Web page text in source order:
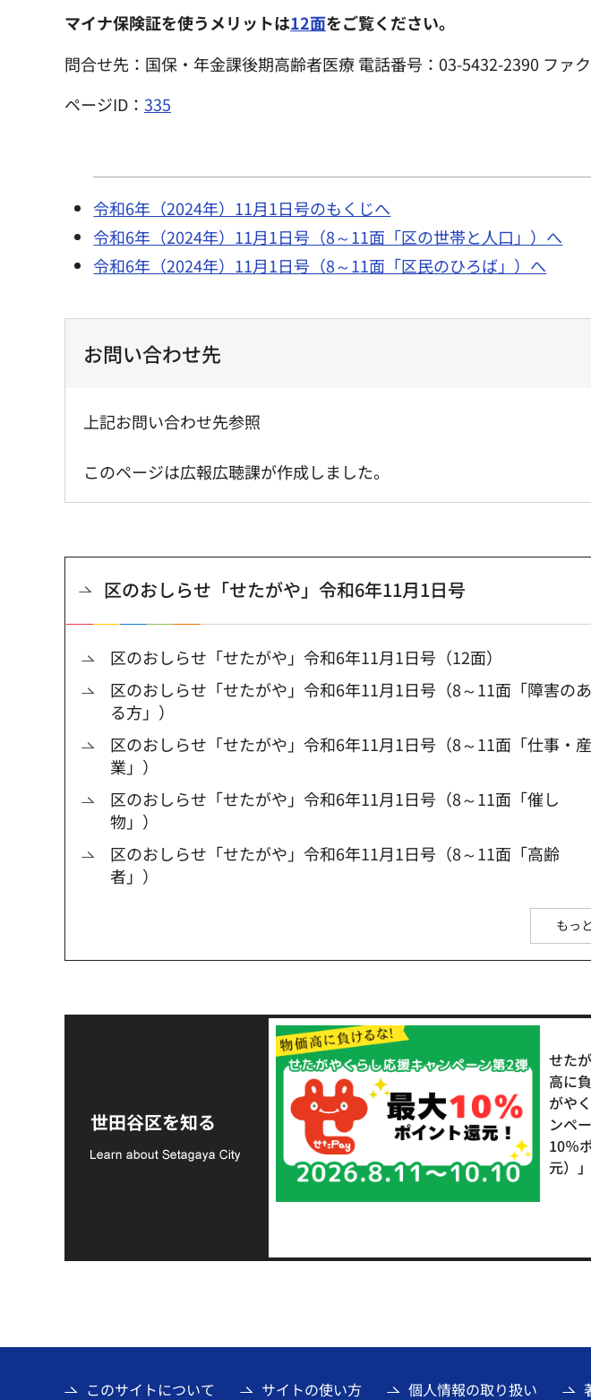
マイナ保険証を使うメリットは12面をご覧ください。
問合せ先：国保・年金課後期高齢者医療 電話番号：03-5432-2390 ファ
ページID： 335
令和6年（2024年）11月1日号のもくじへ
令和6年（2024年）11月1日号（8～11面「区の世帯と人口」）へ
令和6年（2024年）11月1日号（8～11面「区民のひろば」）へ
お問い合わせ先
上記お問い合わせ先参照
このページは広報広聴課が作成しました。
区のおしらせ「せたがや」令和6年11月1日号
区のおしらせ「せたがや」令和6年11月1日号（12面）
区のおしらせ「せたがや」令和6年11月1日号（8～11面「障害のあ
る方」）
区のおしらせ「せたがや」令和6年11月1日号（8～11面「仕事・産
業」）
区のおしらせ「せたがや」令和6年11月1日号（8～11面「催し
物」）
区のおしらせ「せたがや」令和6年11月1日号（8～11面「高齢
者」）
もっ
世田谷区を知る
支援金の募集につい
て
せた
高に
がや
ンペ
10％
元）」
このサイトについて サイトの使い方 個人情報の取り扱い